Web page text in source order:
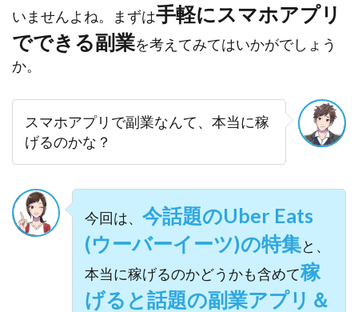
いませんよね。まずは手軽にスマホアプリ
でできる副業を考えてみてはいかがでしょう
か。
スマホアプリで副業なんて、本当に稼
げるのかな？
今回は、 今話題のUber Eats
(ウーバーイーツ)の特集と、
本当に稼げるのかどうかも含めて稼
げると話題の副業アプリ＆